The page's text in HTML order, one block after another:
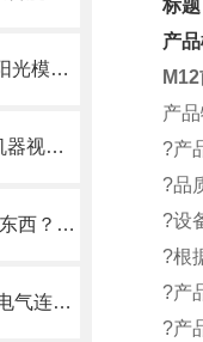
HUD抬头显示器耐阳光倒灌太阳光模拟器
手机中框外观缺陷、轮廓尺寸机器视觉和条码解决方案
profinet总线远程I/O模块是什么东西？它能起到什么作用？
M5工业连接器能够提供良好的电气连接性能和插拔力
标
产
产
?产
?品
?设
?根
?产
?产